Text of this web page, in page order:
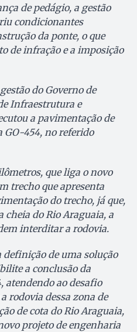
de pedágio, a gestão
condicionantes
da ponte, o que
de infração e a imposição
do Governo de
Infraestrutura e
a pavimentação de
GO-454, no referido
que liga o novo
trecho que apresenta
do trecho, já que,
cheia do Rio Araguaia, a
interditar a rodovia.
de uma solução
a conclusão da
atendendo ao desafio
rodovia dessa zona de
de cota do Rio Araguaia,
projeto de engenharia